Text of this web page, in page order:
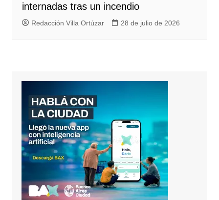
internadas tras un incendio
Redacción Villa Ortúzar 28 de julio de 2026